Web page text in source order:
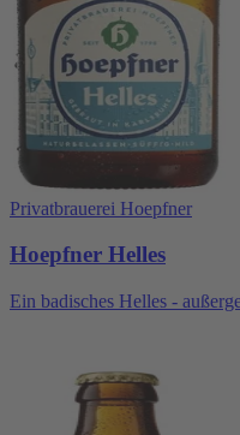
Privatbrauerei Hoepfner
Hoepfner Helles
Ein badisches Helles -